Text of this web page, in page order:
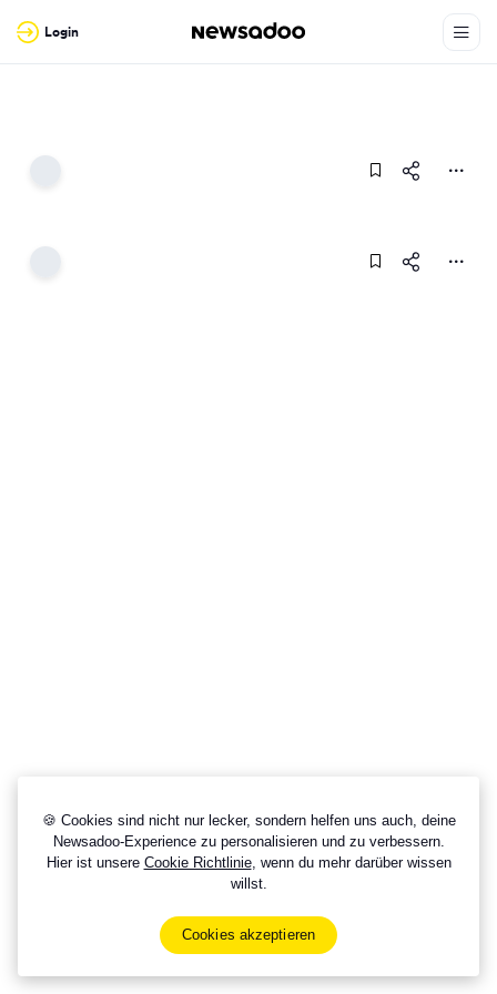
🍪 Cookies sind nicht nur lecker, sondern helfen uns auch, deine
Newsadoo-Experience zu personalisieren und zu verbessern.
Hier ist unsere Cookie Richtlinie, wenn du mehr darüber wissen
willst.
Cookies akzeptieren
Login